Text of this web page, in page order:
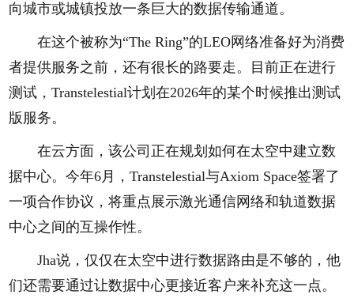
向城市或城镇投放一条巨大的数据传输通道。
在这个被称为“The Ring”的LEO网络准备好为消费
者提供服务之前，还有很长的路要走。目前正在进行
测试，Transtelestial计划在2026年的某个时候推出测试
版服务。
在云方面，该公司正在规划如何在太空中建立数
据中心。今年6月，Transtelestial与Axiom Space签署了
一项合作协议，将重点展示激光通信网络和轨道数据
中心之间的互操作性。
Jha说，仅仅在太空中进行数据路由是不够的，他
们还需要通过让数据中心更接近客户来补充这一点。